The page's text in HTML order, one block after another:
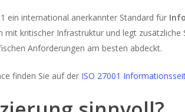
ein international anerkannter Standard für
mit kritischer Infrastruktur und legt zusätzliche
Anforderungen am besten abdeckt.
finden Sie auf der ISO 27001